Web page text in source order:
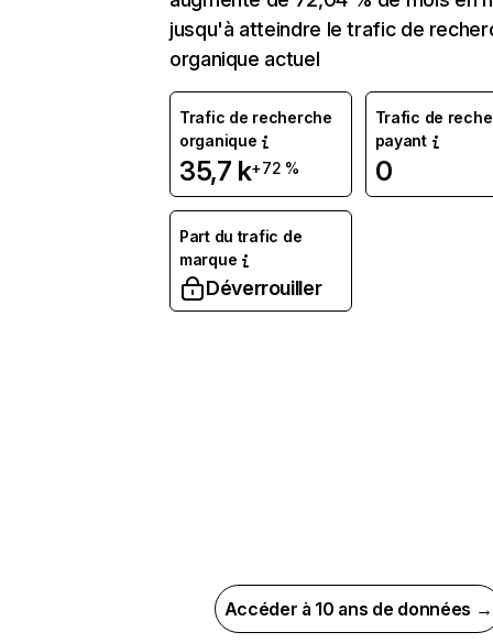
jusqu'à atteindre le trafic de
organique actuel
Trafic de recherche
organique
35,7 k+72 %
Trafic de
payant
0
Part du trafic de
marque
Déverrouiller
Accéder à 10 ans de données →